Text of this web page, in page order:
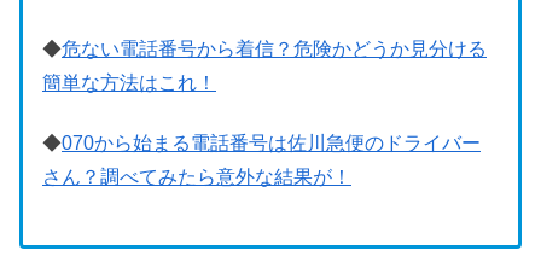
◆危ない電話番号から着信？危険かどうか見分ける
簡単な方法はこれ！
◆070から始まる電話番号は佐川急便のドライバー
さん？調べてみたら意外な結果が！